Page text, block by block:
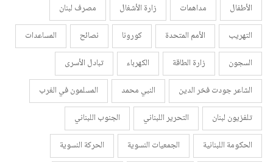
الأطفال
مداهمات زارة الأشغال
مصرف لبنان
التهريب
الأمم المتحدة كورونا نصائح
المساعدات
السجون
زارة الطاقة الكهرباء
تبادل الأسرى
الشاعر جودت فخر الدين
النبي محمد
المسلمون في الغرب
تلفزيون لبنان
التحرير اللبناني
الجنوب اللبناني
الحكومة اللبنانية
الجمعيات النسوية
الحركة النسوية